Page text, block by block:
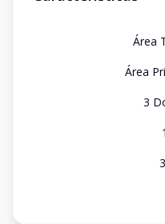
Área
Área
3
1
3